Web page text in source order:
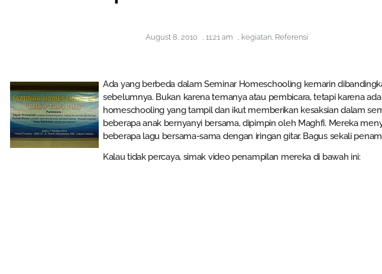
August 8, 2010 , 11:21 am , kegiatan, Referensi
Ada yang berbeda dalam Seminar Homeschooling kemarin
sebelumnya. Bukan karena temanya atau pembicara, tetapi karena
homeschooling yang tampil dan ikut memberikan kesaksian dalam
beberapa anak bernyanyi bersama, dipimpin oleh Maghfi. Mereka
beberapa lagu bersama-sama dengan iringan gitar. Bagus sekali
Kalau tidak percaya, simak video penampilan mereka di bawah ini: